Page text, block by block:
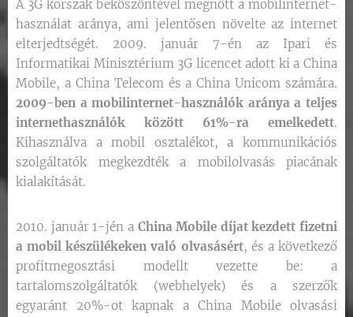
A 3G korszak beköszöntével megnőtt a mobilinternet-
használat aránya, ami jelentősen növelte az internet
elterjedtségét. 2009. január 7-én az Ipari és
Informatikai Minisztérium 3G licencet adott ki a China
Mobile, a China Telecom és a China Unicom számára.
2009-ben a mobilinternet-használók aránya a teljes
internethasználók között 61%-ra emelkedett.
Kihasználva a mobil osztalékot, a kommunikációs
szolgáltatók megkezdték a mobilolvasás piacának
kialakítását.
2010. január 1-jén a China Mobile díjat kezdett fizetni
a mobil készülékeken való olvasásért, és a következő
profitmegosztási modellt vezette be: a
tartalomszolgáltatók (webhelyek) és a szerzők
egyaránt 20%-ot kapnak a China Mobile olvasási